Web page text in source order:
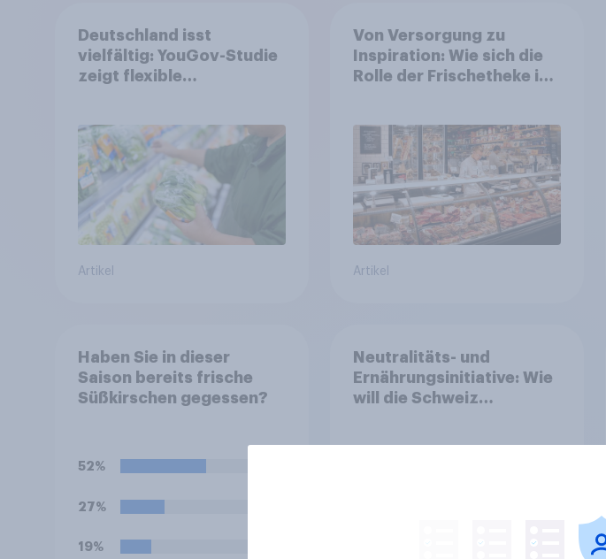
Deutschland isst
vielfältig: YouGov-Studie
zeigt flexible
Artikel
Von Versorgung zu
Inspiration: Wie sich die
Rolle der Frischetheke im
Artikel
Haben Sie in dieser
Saison bereits frische
Süßkirschen gegessen?
52%
27%
19%
Neutralitäts- und
Ernährungsinitiative: Wie
will die Schweiz